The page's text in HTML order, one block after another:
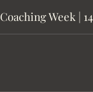
Coaching Week |